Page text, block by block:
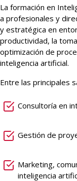
La formación en
a profesionales y
y estratégica en
productividad, la
optimización de
inteligencia artificial.
Entre las principales
Consultoría en
Gestión de
Marketing,
inteligencia